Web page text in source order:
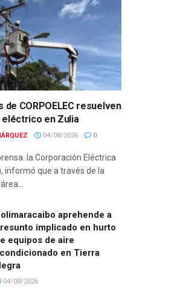
CORPOELEC resuelven
en Zulia
04/08/2026 0
la Corporación Eléctrica
informó que a través de la
aprehende a
implicado en hurto
equipos de aire
en Tierra
04/08/2026